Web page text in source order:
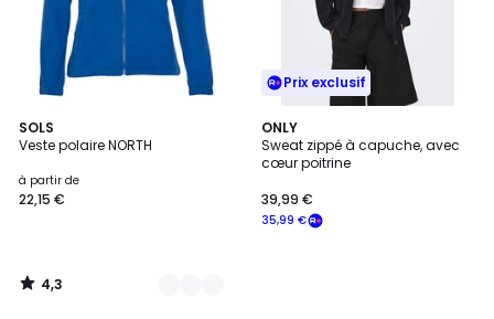
SOLS
Veste polaire NORTH
à partir de
22,15 €
4,3
/ 5
15
Couleurs
4,3
/
Prix exclusif
ONLY
Sweat zippé à capuche, avec
cœur poitrine
35,99 €
39,99 €